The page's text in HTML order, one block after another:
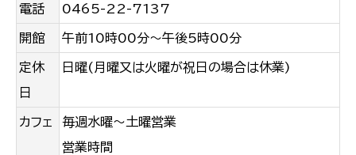
電話 0465-22-7137
開館 午前10時00分〜午後5時00分
定休
日
日曜(月曜又は火曜が祝日の場合は休業)
カフェ
毎週水曜～土曜営業
営業時間